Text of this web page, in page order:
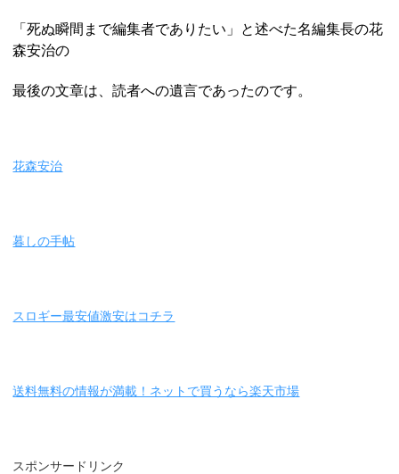
「死ぬ瞬間まで編集者でありたい」と述べた名編集長の花
森安治の
最後の文章は、読者への遺言であったのです。
花森安治
暮しの手帖
スロギー最安値激安はコチラ
送料無料の情報が満載！ネットで買うなら楽天市場
スポンサードリンク